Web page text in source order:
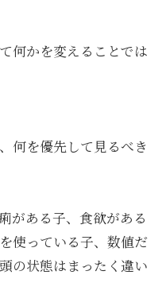
何かを変えることでは
何を優先して見るべき
がある子、食欲がある
使っている子、数値だ
の状態はまったく違い